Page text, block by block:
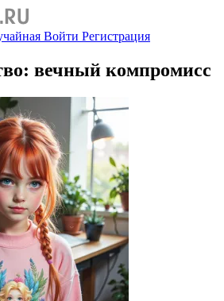
Войти Регистрация
вечный компромисс